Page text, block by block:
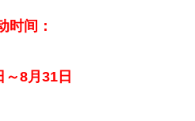
时间：
～8月31日